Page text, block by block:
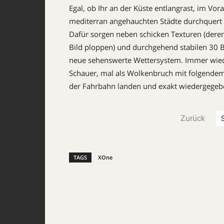
Egal, ob Ihr an der Küste entlangrast, im
mediterran angehauchten Städte
Dafür sorgen neben schicken Texturen
Bild ploppen) und durchgehend stabilen 30
neue sehenswerte Wettersystem. Immer
Schauer, mal als Wolkenbruch mit
der Fahrbahn landen und exakt
Zurück
TAGS XOne